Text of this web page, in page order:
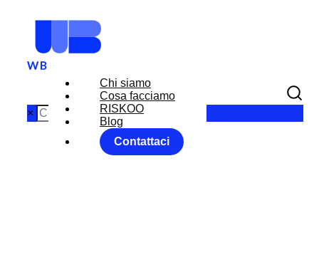
Chi siamo
Cosa facciamo
RISKOO
Blog
Contattaci
×
I HAVE A